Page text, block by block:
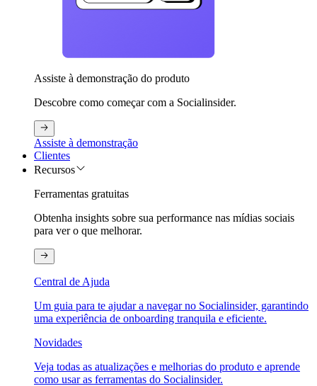
Assiste à demonstração do produto
Descobre como começar com a Socialinsider.
Assiste à demonstração
Clientes
Recursos
Ferramentas gratuitas
Obtenha insights sobre sua performance nas mídias sociais
para ver o que melhorar.
Central de Ajuda
Um guia para te ajudar a navegar no Socialinsider, garantindo
uma experiência de onboarding tranquila e eficiente.
Novidades
Veja todas as atualizações e melhorias do produto e aprende
como usar as ferramentas do Socialinsider.